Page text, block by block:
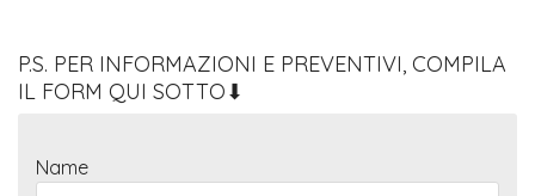
P.S. PER INFORMAZIONI E PREVENTIVI, COMPILA
IL FORM QUI SOTTO⬇
Name